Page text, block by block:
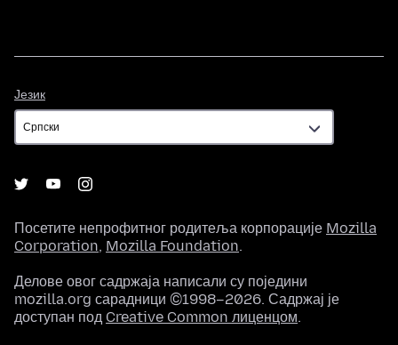
Језик
Посетите непрофитног родитеља корпорације Mozilla
Corporation, Mozilla Foundation.
Делове овог садржаја написали су поједини
mozilla.org сарадници ©1998–2026. Садржај је
доступан под Creative Common лиценцом.